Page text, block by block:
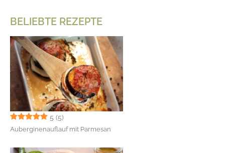
BELIEBTE REZEPTE
5 (5)
Auberginenauflauf mit Parmesan